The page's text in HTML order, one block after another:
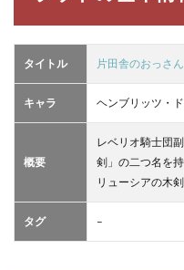
タイトル 片田舎のおっさ
キャラ ヘンブリッツ・
概要
レベリオ騎士団
剣」の二つ名を
リューシアの木
タグ –